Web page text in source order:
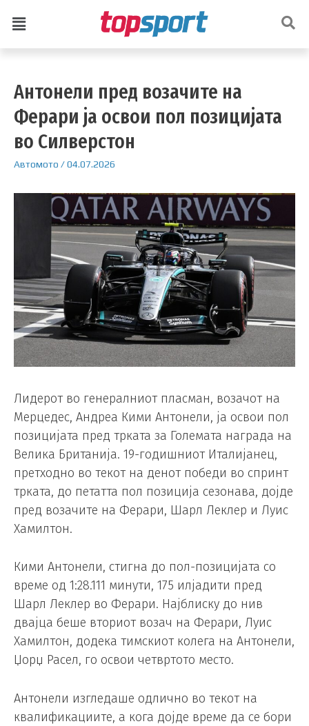
Антонели пред возачите на
Ферари ја освои пол позицијата
во Силверстон
Автомото /04.07.2026
Лидерот во генералниот пласман, возачот на
Мерцедес, Андреа Кими Антонели, ја освои пол
позицијата пред трката за Големата награда на
Велика Британија. 19-годишниот Италијанец,
претходно во текот на денот победи во спринт
трката, до петатта пол позиција сезонава, дојде
пред возачите на Ферари, Шарл Леклер и Луис
Хамилтон.
Кими Антонели, стигна до пол-позицијата со
време од 1:28.111 минути, 175 илјадити пред
Шарл Леклер во Ферари. Најблиску до нив
двајца беше вториот возач на Ферари, Луис
Хамилтон, додека тимскиот колега на Антонели,
Џорџ Расел, го освои четвртото место.
Антонели изгледаше одлично во текот на
квалификациите, а кога дојде време да се бори